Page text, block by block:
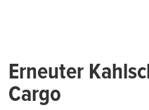
Erneuter
Cargo